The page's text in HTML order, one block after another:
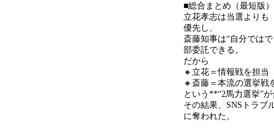
■総合まとめ（最短版）
立花孝志は当選よりも
優先し、
斎藤知事は“自分では
部委託できる。
だから
🔸立花＝情報戦を担当
🔸斎藤＝本流の選挙戦
という **“2馬力選挙”が
その結果、 SNS トラブ
に奪われた。